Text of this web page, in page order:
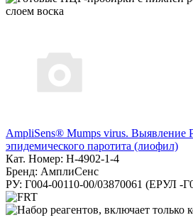
AmpliSens® Mumps virus. Выявление
эпидемического паротита (лиофил)
Кат. Номер: H-4902-1-4
Бренд: АмплиСенс
РУ: Г004-00110-00/03870061 (ЕРУЛ -